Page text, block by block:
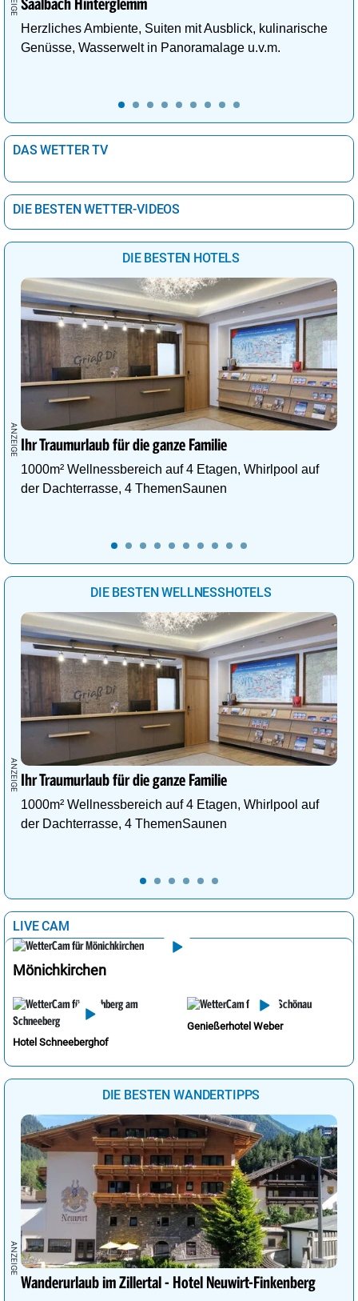
Saalbach Hinterglemm
Herzliches Ambiente, Suiten mit Ausblick, kulinarische
Genüsse, Wasserwelt in Panoramalage u.v.m.
DAS WETTER TV
DIE BESTEN WETTER-VIDEOS
DIE BESTEN HOTELS
Ihr Traumurlaub für die ganze Familie
1000m² Wellnessbereich auf 4 Etagen, Whirlpool auf
der Dachterrasse, 4 ThemenSaunen
DIE BESTEN WELLNESSHOTELS
Ihr Traumurlaub für die ganze Familie
1000m² Wellnessbereich auf 4 Etagen, Whirlpool auf
der Dachterrasse, 4 ThemenSaunen
LIVE CAM
Mönichkirchen
Hotel Schneeberghof
Genießerhotel Weber
DIE BESTEN WANDERTIPPS
Wanderurlaub im Zillertal - Hotel Neuwirt-Finkenberg